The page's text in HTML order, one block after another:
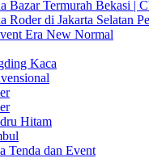
Bazar Termurah Bekasi |
Roder di Jakarta Selatan
Era New Normal
Kaca
Hitam
Tenda dan Event